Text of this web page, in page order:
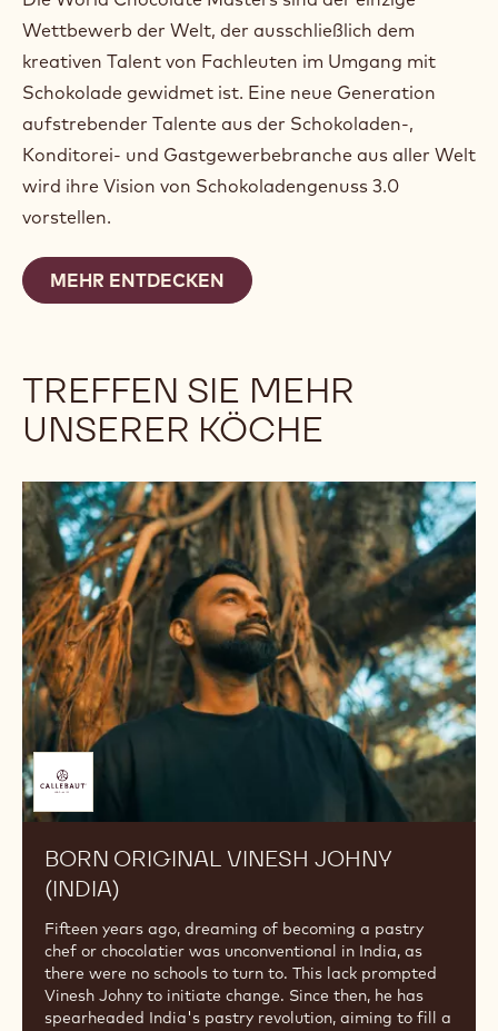
KENNENLERNEN DER
WORLD CHOCOLATE
MASTERS
Die World Chocolate Masters sind der einzige
Schokolade gewidmet ist. Eine neue Generation
aufstrebender Talente aus der Schokoladen-,
Konditorei- und Gastgewerbebranche aus aller Welt
vorstellen.
MEHR ENTDECKEN
TREFFEN SIE MEHR
UNSERER KÖCHE
BORN
ORIGINAL
JOHNY
(INDIA)